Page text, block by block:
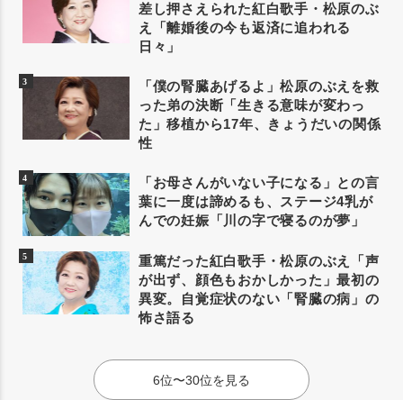
差し押さえられた紅白歌手・松原のぶ
え「離婚後の今も返済に追われる
日々」
「僕の腎臓あげるよ」松原のぶえを救
った弟の決断「生きる意味が変わっ
た」移植から17年、きょうだいの関係
性
「お母さんがいない子になる」との言
葉に一度は諦めるも、ステージ4乳が
んでの妊娠「川の字で寝るのが夢」
重篤だった紅白歌手・松原のぶえ「声
が出ず、顔色もおかしかった」最初の
異変。自覚症状のない「腎臓の病」の
怖さ語る
6位〜30位を見る